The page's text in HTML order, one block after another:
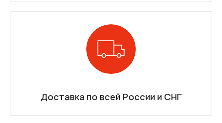
Доставка по всей России и СНГ